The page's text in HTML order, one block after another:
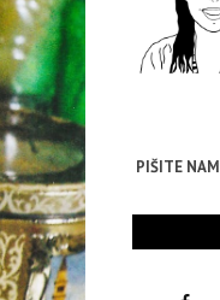
PIŠITE NAM